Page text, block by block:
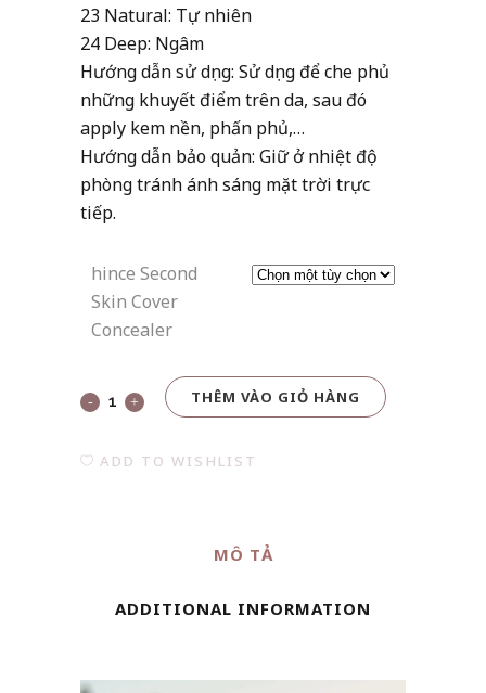
23 Natural: Tự nhiên
24 Deep: Ngâm
Hướng dẫn sử dụng: Sử dụng để che phủ
những khuyết điểm trên da, sau đó
apply kem nền, phấn phủ,…
Hướng dẫn bảo quản: Giữ ở nhiệt độ
phòng tránh ánh sáng mặt trời trực
tiếp.
hince Second
Skin Cover
Concealer
hince
quantity
THÊM VÀO GIỎ HÀNG
ADD TO WISHLIST
MÔ TẢ
ADDITIONAL INFORMATION